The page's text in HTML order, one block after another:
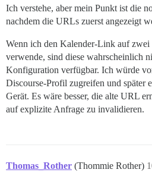
Ich verstehe, aber mein Punkt ist die
nachdem die URLs zuerst angezeigt
Wenn ich den Kalender-Link auf zwei
verwende, sind diese wahrscheinlich
Konfiguration verfügbar. Ich würde
Discourse-Profil zugreifen und später
Gerät. Es wäre besser, die alte URL
auf explizite Anfrage zu invalidieren.
Thomas_Rother (Thommie Rother)